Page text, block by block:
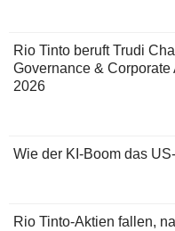
Rio Tinto beruft Trudi
Governance &
2026
Wie der KI-Boom das
Rio Tinto-Aktien fallen,